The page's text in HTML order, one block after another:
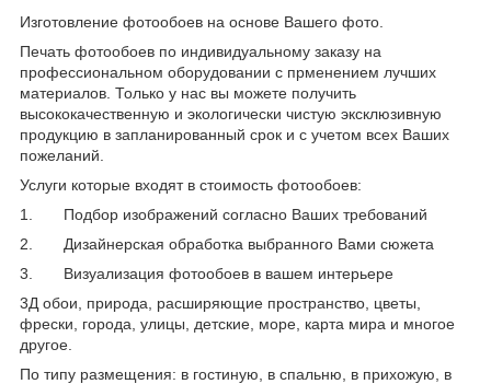
Изготовление фотообоев на основе Вашего фото.
Печать фотообоев по индивидуальному заказу на
профессиональном оборудовании с прменением лучших
материалов. Только у нас вы можете получить
высококачественную и экологически чистую эксклюзивную
продукцию в запланированный срок и с учетом всех Ваших
пожеланий.
Услуги которые входят в стоимость фотообоев:
1. Подбор изображений согласно Ваших требований
2. Дизайнерская обработка выбранного Вами сюжета
3. Визуализация фотообоев в вашем интерьере
3Д обои, природа, расширяющие пространство, цветы,
фрески, города, улицы, детские, море, карта мира и многое
другое.
По типу размещения: в гостиную, в спальню, в прихожую, в